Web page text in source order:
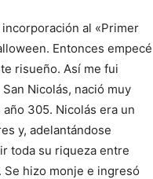
al «Primer
Entonces empecé
risueño. Así me fui
Nicolás, nació muy
305. Nicolás era un
y, adelantándose
toda su riqueza entre
hizo monje e ingresó